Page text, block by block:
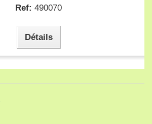
Ref: 490070
Détails